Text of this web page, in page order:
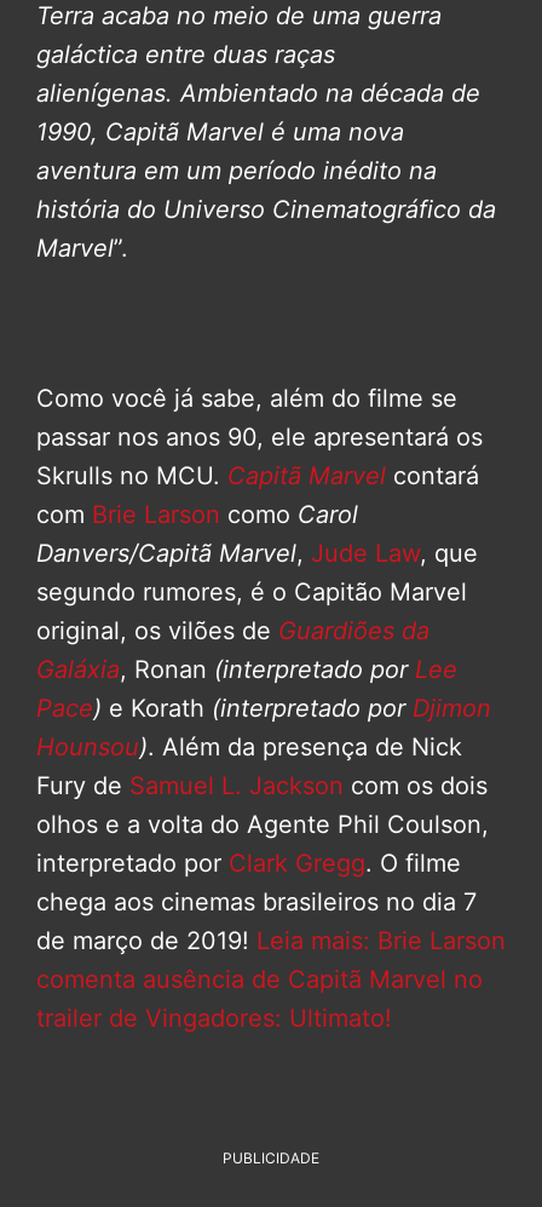
Terra acaba no meio de uma guerra
galáctica entre duas raças
alienígenas. Ambientado na década de
1990, Capitã Marvel é uma nova
aventura em um período inédito na
história do Universo Cinematográfico da
Marvel”.
Como você já sabe, além do filme se
passar nos anos 90, ele apresentará os
Skrulls no MCU. Capitã Marvel contará
com Brie Larson como Carol
Danvers/Capitã Marvel, Jude Law, que
segundo rumores, é o Capitão Marvel
original, os vilões de Guardiões da
Galáxia, Ronan (interpretado por Lee
Pace) e Korath (interpretado por Djimon
Hounsou). Além da presença de Nick
Fury de Samuel L. Jackson com os dois
olhos e a volta do Agente Phil Coulson,
interpretado por Clark Gregg. O filme
chega aos cinemas brasileiros no dia 7
de março de 2019! Leia mais: Brie Larson
comenta ausência de Capitã Marvel no
trailer de Vingadores: Ultimato!
PUBLICIDADE